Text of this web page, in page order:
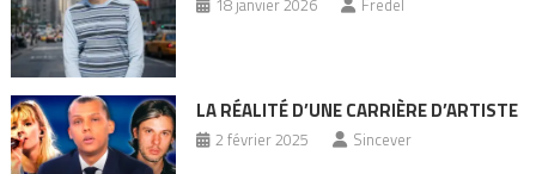
LA RÉALITÉ D’UNE CARRIÈRE D’ARTISTE
2 février 2025 Sincever